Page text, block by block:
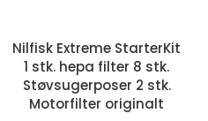
Nilfisk Extreme StarterKit
1 stk. hepa filter 8 stk.
Støvsugerposer 2 stk.
Motorfilter originalt